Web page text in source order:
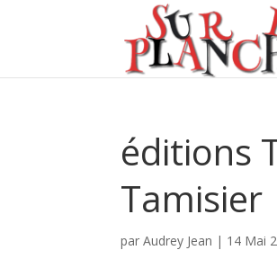
éditions
Tamisier
parAudrey Jean | 14 Mai